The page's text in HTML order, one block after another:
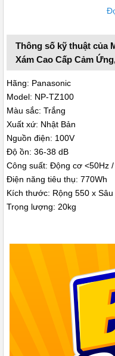
hợp cho gia đình có người
Thông số kỹ thuật của
Xám Cao Cấp Cảm
Hãng: Panasonic
Model: NP-TZ100
Màu sắc: Trắng
Xuất xứ: Nhật Bản
Nguồn điện: 100V
Độ ồn: 36-38 dB
Công suất: Động cơ <50Hz
Điện năng tiêu thụ: 770Wh
Kích thước: Rộng 550 x
Trọng lượng: 20kg